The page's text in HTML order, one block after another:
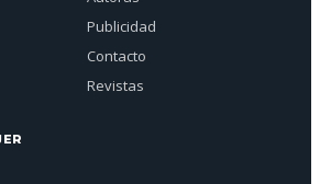
Publicidad
Contacto
Revistas